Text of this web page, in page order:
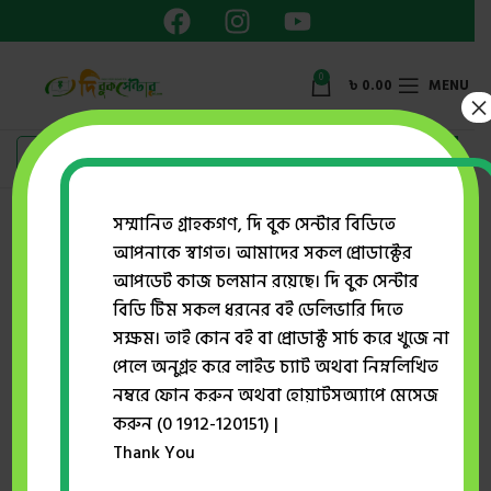
0 ৳ 0.00 MENU
Showing the single result
Show sidebar
সম্মানিত গ্রাহকগণ, দি বুক সেন্টার বিডিতে
আপনাকে স্বাগত। আমাদের সকল প্রোডাক্টের
আপডেট কাজ চলমান রয়েছে। দি বুক সেন্টার
বিডি টিম সকল ধরনের বই ডেলিভারি দিতে
সক্ষম। তাই কোন বই বা প্রোডাক্ট সার্চ করে খুজে না
পেলে অনুগ্রহ করে লাইভ চ্যাট অথবা নিম্নলিখিত
নম্বরে ফোন করুন অথবা হোয়াটসঅ্যাপে মেসেজ
করুন (0 1912-120151) |
Thank You
×